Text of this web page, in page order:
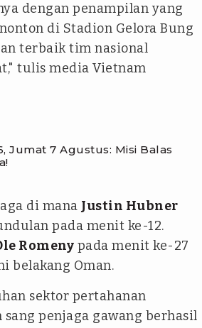
dengan penampilan yang
di Stadion Gelora Bung
terbaik tim nasional
tulis media Vietnam
Jumat 7 Agustus: Misi Balas
di mana Justin Hubner
pada menit ke-12.
Romeny pada menit ke-27
belakang Oman.
sektor pertahanan
penjaga gawang berhasil